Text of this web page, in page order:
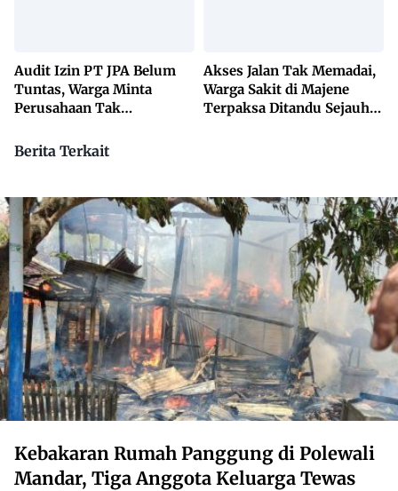
Audit Izin PT JPA Belum
Tuntas, Warga Minta
Perusahaan Tak
Akses Jalan Tak Memadai,
Warga Sakit di Majene
Terpaksa Ditandu Sejauh
Berita Terkait
Kebakaran Rumah Panggung di Polewali
Mandar, Tiga Anggota Keluarga Tewas